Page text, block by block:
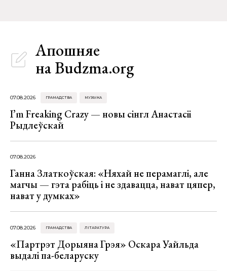
Апошняе
на Budzma.org
07.08.2026 ГРАМАДСТВА МУЗЫКА
I’m Freaking Crazy — новы сінгл Анастасіі
Рыдлеўскай
07.08.2026
Ганна Златкоўская: «Няхай не перамаглі, але
магчы — гэта рабіць і не здавацца, нават цяпер,
нават у думках»
07.08.2026 ГРАМАДСТВА ЛІТАРАТУРА
«Партрэт Дорыяна Грэя» Оскара Уайльда
выдалі па-беларуску